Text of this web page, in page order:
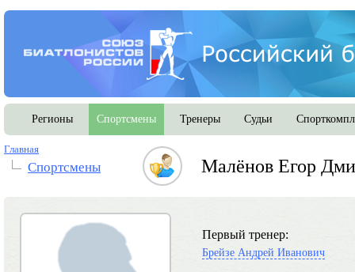
Регионы Спортсмены Тренеры Судьи
Главная
Спортсмены Малёнов Егор
Первый тренер:
Брейзе Андрей Иванович